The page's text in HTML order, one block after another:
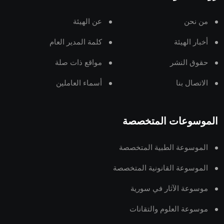
من نحن عن الهيئة
أخبار الهيئة كلمة المدير العام
حقوق النشر مواقع ذات صلة
الاتصال بنا أسماء العاملين
الموسوعات المتخصصة
الموسوعة الطبية المتخصصة
الموسوعة القانونية المتخصصة
موسوعة الآثار في سورية
موسوعة العلوم والتقانات